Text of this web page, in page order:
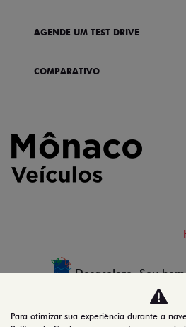
AGENDE UM TEST DRIVE
COMPARATIVO
Desacelere. Seu
Para otimizar sua experiência durante a